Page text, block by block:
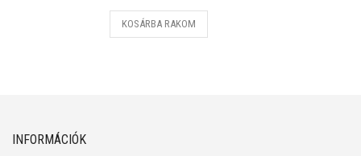
KOSÁRBA RAKOM
INFORMÁCIÓK